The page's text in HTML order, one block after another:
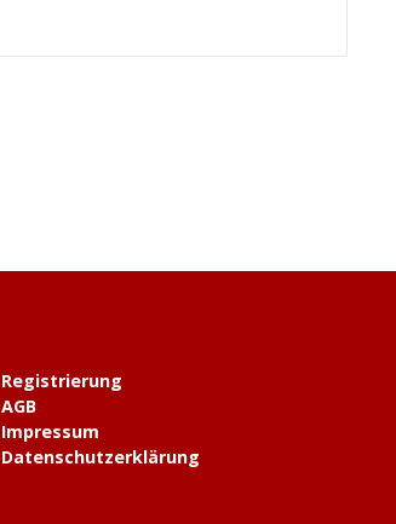
Registrierung
AGB
Impressum
Datenschutzerklärung